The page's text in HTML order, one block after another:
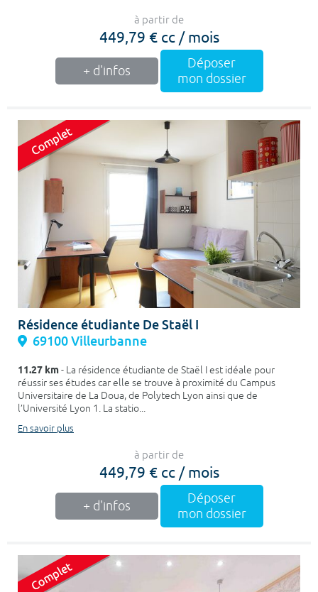
à partir de
449,79 € cc / mois
+ d'infos
Déposer
mon dossier
Résidence étudiante De Staël I
69100 Villeurbanne
11.27 km- La résidence étudiante de Staël I est idéale pour
réussir ses études car elle se trouve à proximité du Campus
Universitaire de La Doua, de Polytech Lyon ainsi que de
l’Université Lyon 1. La statio...
En savoir plus
à partir de
449,79 € cc / mois
+ d'infos
Déposer
mon dossier